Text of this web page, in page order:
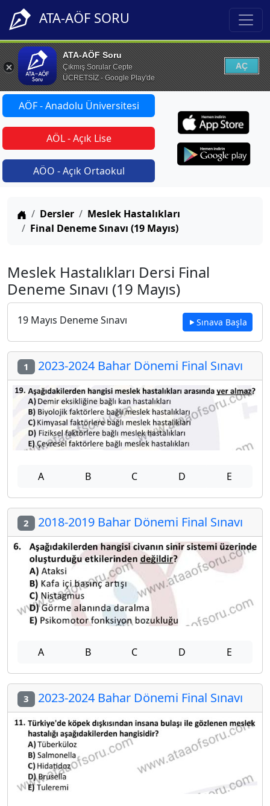
ATA-AÖF SORU
ATA-AÖF Soru
Çıkmış Sorular Cepte
ÜCRETSİZ - Google Play'de
AÇ
AÖF - Anadolu Üniversitesi
AÖL - Açık Lise
AÖO - Açık Ortaokul
Anasayfa
Dersler
Meslek Hastalıkları
Final Deneme Sınavı (19 Mayıs)
Meslek Hastalıkları Dersi Final
Deneme Sınavı (19 Mayıs)
19 Mayıs Deneme Sınavı Sınava Başla
1 2023-2024 Bahar Dönemi Final Sınavı
A B C D E
2 2018-2019 Bahar Dönemi Final Sınavı
A B C D E
3 2023-2024 Bahar Dönemi Final Sınavı